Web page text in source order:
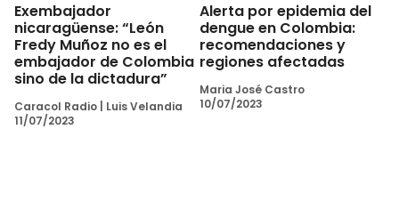
Exembajador
nicaragüense: “León
Fredy Muñoz no es el
embajador de Colombia
sino de la dictadura”
Caracol Radio
Luis Velandia
11/07/2023
Alerta por epidemia del
dengue en Colombia:
recomendaciones y
regiones afectadas
Maria José Castro
10/07/2023